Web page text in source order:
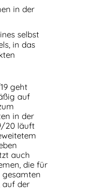
in der
selbst
in das
geht
auf
in der
20 läuft
auch
die für
auf der